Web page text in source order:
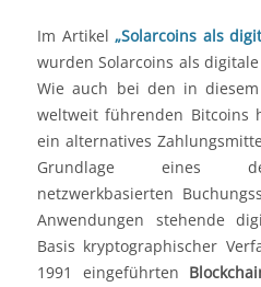
Im Artikel„Solarcoins als
wurden Solarcoins als
Wie auch bei den in
weltweit führenden Bitcoins
ein alternatives
Grundlage eines
netzwerkbasierten
Anwendungen stehende
Basis kryptographischer
1991 eingeführten